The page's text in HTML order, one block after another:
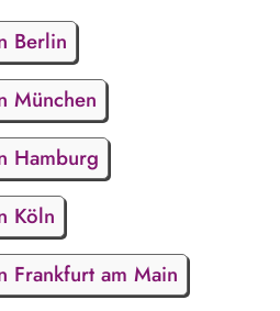
Berlin
München
Hamburg
Köln
Frankfurt am Main